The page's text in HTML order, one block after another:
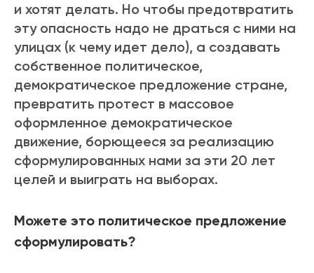
и хотят делать. Но чтобы предотвратить
эту опасность надо не драться с ними на
улицах (к чему идет дело), а создавать
собственное политическое,
демократическое предложение стране,
превратить протест в массовое
оформленное демократическое
движение, борющееся за реализацию
сформулированных нами за эти 20 лет
целей и выиграть на выборах.
Можете это политическое предложение
сформулировать?